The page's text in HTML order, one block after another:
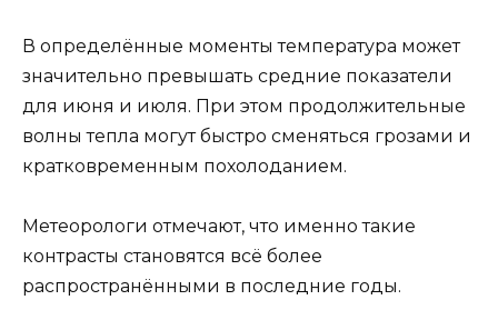
В определённые моменты температура может
значительно превышать средние показатели
для июня и июля. При этом продолжительные
волны тепла могут быстро сменяться грозами и
кратковременным похолоданием.
Метеорологи отмечают, что именно такие
контрасты становятся всё более
распространёнными в последние годы.